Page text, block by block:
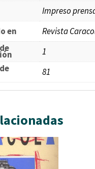
Impreso
en
Revista
1
81